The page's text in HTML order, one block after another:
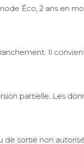
Éco, 2 ans en
Il
partielle. Les
sortie non